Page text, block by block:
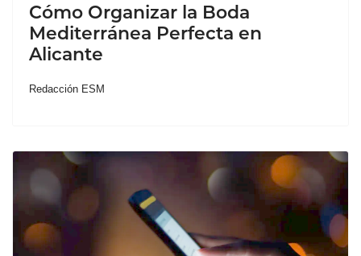
Cómo Organizar la Boda
Mediterránea Perfecta en
Alicante
Redacción ESM